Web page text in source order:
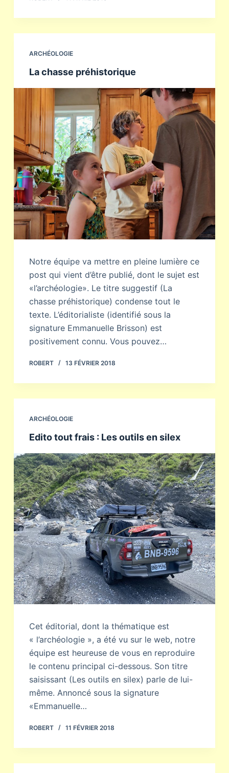
ARCHÉOLOGIE
La chasse préhistorique
Notre équipe va mettre en pleine lumière ce
post qui vient d’être publié, dont le sujet est
«l’archéologie». Le titre suggestif (La
chasse préhistorique) condense tout le
texte. L’éditorialiste (identifié sous la
signature Emmanuelle Brisson) est
positivement connu. Vous pouvez…
ROBERT 13 FÉVRIER 2018
ARCHÉOLOGIE
Edito tout frais : Les outils en silex
Cet éditorial, dont la thématique est
« l’archéologie », a été vu sur le web, notre
équipe est heureuse de vous en reproduire
le contenu principal ci-dessous. Son titre
saisissant (Les outils en silex) parle de lui-
même. Annoncé sous la signature
«Emmanuelle…
ROBERT 11 FÉVRIER 2018